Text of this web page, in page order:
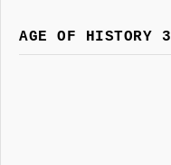
AGE OF HISTORY 3